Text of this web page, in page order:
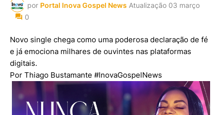
por Portal Inova Gospel News Atualização 03 março
0
Novo single chega como uma poderosa declaração de fé
e já emociona milhares de ouvintes nas plataformas
digitais.
Por Thiago Bustamante #InovaGospelNews